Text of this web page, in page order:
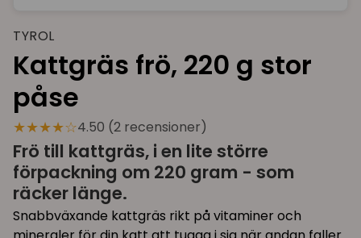
TYROL
Kattgräs frö, 220 g stor
påse
★★★★☆4.50 (2 recensioner)
Frö till kattgräs, i en lite större
förpackning om 220 gram - som
räcker länge.
Snabbväxande kattgräs rikt på vitaminer och